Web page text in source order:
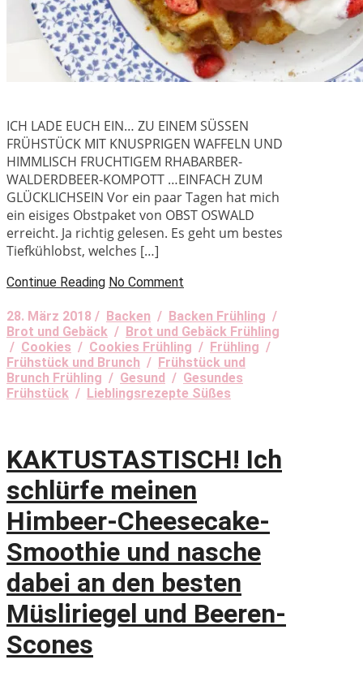
ICH LADE EUCH EIN… ZU EINEM SÜSSEN
FRÜHSTÜCK MIT KNUSPRIGEN WAFFELN UND
HIMMLISCH FRUCHTIGEM RHABARBER-
WALDERDBEER-KOMPOTT …EINFACH ZUM
GLÜCKLICHSEIN Vor ein paar Tagen hat mich
ein eisiges Obstpaket von OBST OSWALD
erreicht. Ja richtig gelesen. Es geht um bestes
Tiefkühlobst, welches […]
Continue Reading No Comment
28. März 2018 / Backen / Backen Frühling /
Brot und Gebäck / Brot und Gebäck Frühling
/ Cookies / Cookies Frühling / Frühling /
Frühstück und Brunch / Frühstück und
Brunch Frühling / Gesund / Gesundes
Frühstück / Lieblingsrezepte Süßes
KAKTUSTASTISCH! Ich
schlürfe meinen
Himbeer-Cheesecake-
Smoothie und nasche
dabei an den besten
Müsliriegel und Beeren-
Scones